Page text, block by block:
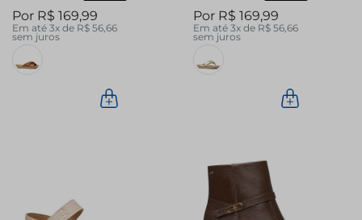
R$ 169,99
Em até 3x de R$ 56,66
sem juros
R$ 169,99
Em até 3x de R$ 56,66
sem juros